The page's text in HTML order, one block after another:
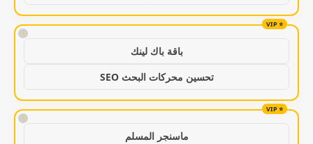
!
باقة باك لينك
تحسين محركات البحث SEO
!
ماسنجر المسلم